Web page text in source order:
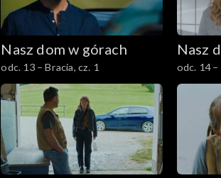
Nasz dom w górach
odc. 13 – Bracia, cz. 1
Nasz
odc. 14 –